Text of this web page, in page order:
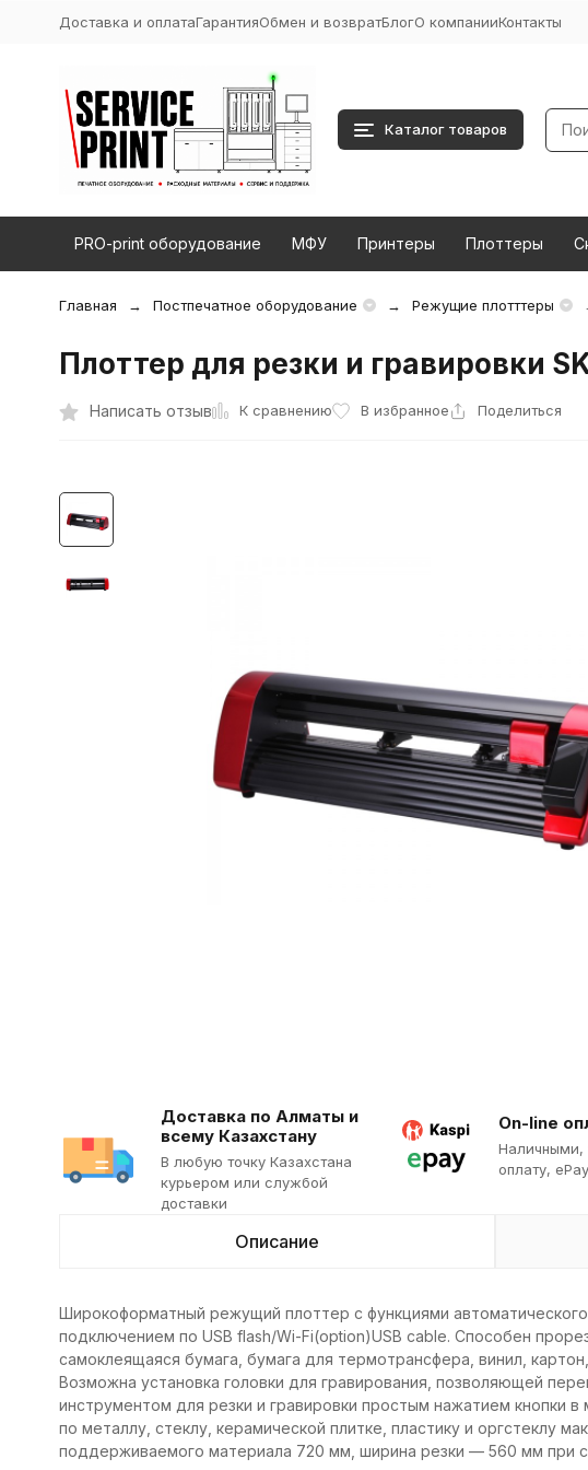
Доставка и оплатаГарантияОбмен и возвратБлогО компанииКонтакты
Каталог товаров
PRO-print оборудование МФУ Принтеры Плоттеры
Главная Постпечатное оборудование Режущие плотттеры
Плоттер для резки и гравировки
Написать отзыв К сравнению В избранное Поделиться
Доставка по Алматы и
всему Казахстану
В любую точку Казахстана
курьером или службой
доставки
On-line
Наличными,
оплату, ePay
Описание
Широкоформатный режущий плоттер с функциями автоматического
подключением по USB flash/Wi-Fi(option)USB cable. Способен
самоклеящаяся бумага, бумага для термотрансфера, винил,
Возможна установка головки для гравирования, позволяющей
инструментом для резки и гравировки простым нажатием кнопки
по металлу, стеклу, керамической плитке, пластику и оргстеклу
поддерживаемого материала 720 мм, ширина резки — 560 мм при